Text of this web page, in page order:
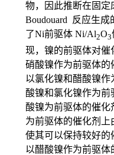
物，因此推断在固定
Boudouard 反应生成
了Ni前驱体 Ni/Al2O3
现，镍的前驱体对催
硝酸镍作为前驱体的
以氯化镍和醋酸镍
酸镍和氯化镍作为
酸镍为前驱体的催
为前驱体的催化剂上
使其可以保持较好的
以醋酸镍作为前驱